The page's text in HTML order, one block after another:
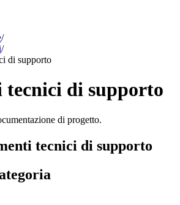
/
/
di supporto
tecnici di supporto
di progetto.
tecnici di supporto